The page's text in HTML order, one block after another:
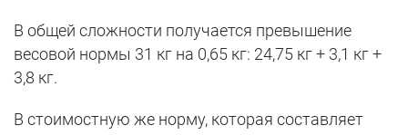
В общей сложности получается превышение
весовой нормы 31 кг на 0,65 кг: 24,75 кг + 3,1 кг +
3,8 кг.
В стоимостную же норму, которая составляет